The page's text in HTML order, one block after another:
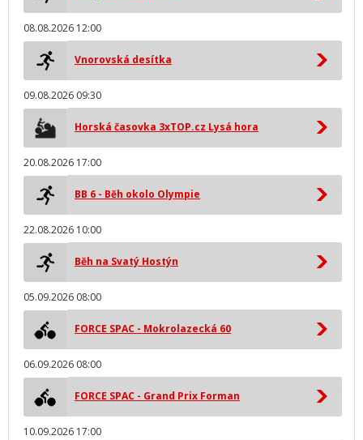
08.08.2026 12:00
Vnorovská desítka
09.08.2026 09:30
Horská časovka 3xTOP.cz Lysá hora
20.08.2026 17:00
BB 6 - Běh okolo Olympie
22.08.2026 10:00
Běh na Svatý Hostýn
05.09.2026 08:00
FORCE SPAC - Mokrolazecká 60
06.09.2026 08:00
FORCE SPAC - Grand Prix Forman
10.09.2026 17:00